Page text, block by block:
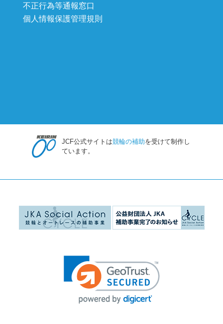
不正行為等通報窓口
個人情報保護管理規則
JCF公式サイトは競輪の補助を受けて制作し
ています。